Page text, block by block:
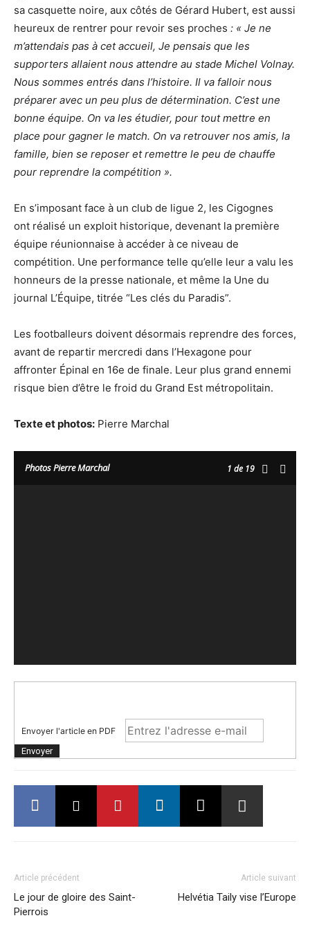
sa casquette noire, aux côtés de Gérard Hubert, est aussi
heureux de rentrer pour revoir ses proches : « Je ne
m’attendais pas à cet accueil, Je pensais que les
supporters allaient nous attendre au stade Michel Volnay.
Nous sommes entrés dans l’histoire. Il va falloir nous
préparer avec un peu plus de détermination. C’est une
bonne équipe. On va les étudier, pour tout mettre en
place pour gagner le match. On va retrouver nos amis, la
famille, bien se reposer et remettre le peu de chauffe
pour reprendre la compétition ».
En s’imposant face à un club de ligue 2, les Cigognes
ont réalisé un exploit historique, devenant la première
équipe réunionnaise à accéder à ce niveau de
compétition. Une performance telle qu’elle leur a valu les
honneurs de la presse nationale, et même la Une du
journal L’Équipe, titrée “Les clés du Paradis”.
Les footballeurs doivent désormais reprendre des forces,
avant de repartir mercredi dans l’Hexagone pour
affronter Épinal en 16e de finale. Leur plus grand ennemi
risque bien d’être le froid du Grand Est métropolitain.
Texte et photos: Pierre Marchal
Photos Pierre Marchal 1 de 19
Envoyer l'article en PDF
Article précédent
Le jour de gloire des Saint-
Pierrois
Article suivant
Helvétia Taily vise l’Europe